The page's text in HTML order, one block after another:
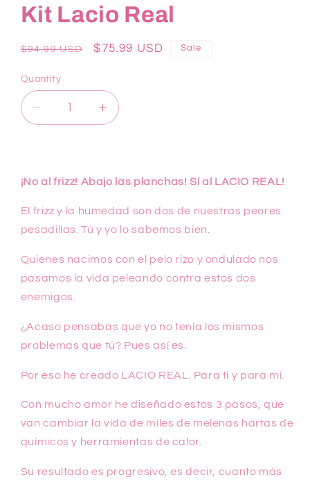
Kit Lacio Real
Regular
$94.99 USD
Sale
$75.99 USD Sale
Quantity
Quantity
Decrease
quantity
Lacio
Real
Increase
quantity
Lacio
Real
¡No al frizz! Abajo las planchas! Sí al LACIO REAL!
El frizz y la humedad son dos de nuestras peores
pesadillas. Tú y yo lo sabemos bien.
Quienes nacimos con el pelo rizo y ondulado nos
pasamos la vida peleando contra estos dos
enemigos.
¿Acaso pensabas que yo no tenía los mismos
problemas que tú? Pues así es.
Por eso he creado LACIO REAL. Para ti y para mí.
Con mucho amor he diseñado estos 3 pasos, que
van cambiar la vida de miles de melenas hartas de
químicos y herramientas de calor.
Su resultado es progresivo, es decir, cuanto más